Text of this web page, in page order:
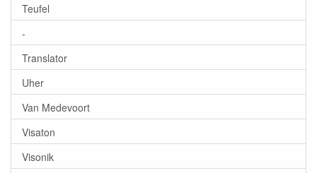
Teufel
-
Translator
Uher
Van Medevoort
Visaton
Visonik